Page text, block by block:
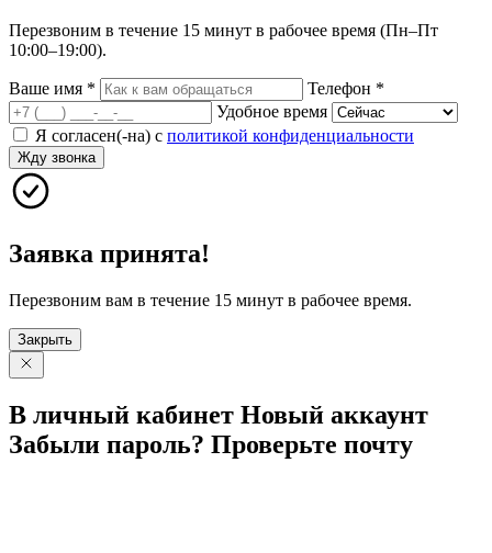
Перезвоним в течение 15 минут в рабочее время (Пн–Пт
10:00–19:00).
Ваше имя * Телефон *
Удобное время
Я согласен(-на) с политикой конфиденциальности
Жду звонка
Заявка принята!
Перезвоним вам в течение 15 минут в рабочее время.
Закрыть
В личный кабинет Новый аккаунт
Забыли пароль? Проверьте почту